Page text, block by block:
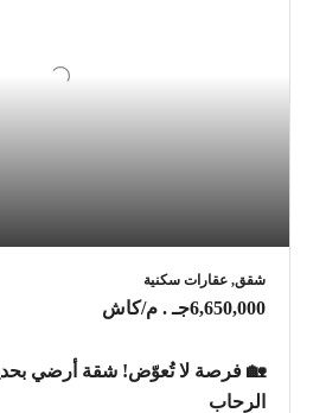
شقق, عقارات سكنية
6,650,000جـ . م /كاش
🏡 فرصة لا تُعوّض! شقة أرضي
الرحاب